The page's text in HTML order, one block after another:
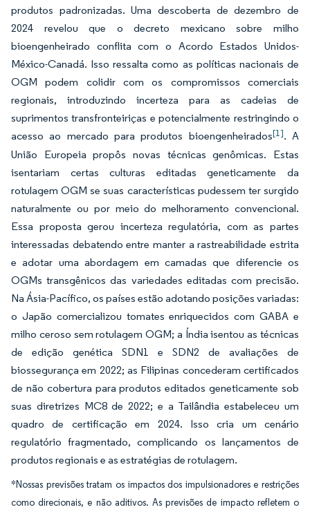
produtos padronizadas. Uma descoberta de dezembro de
2024 revelou que o decreto mexicano sobre milho
bioengenheirado conflita com o Acordo Estados Unidos-
México-Canadá. Isso ressalta como as políticas nacionais de
OGM podem colidir com os compromissos comerciais
regionais, introduzindo incerteza para as cadeias de
suprimentos transfronteiriças e potencialmente restringindo o
acesso ao mercado para produtos bioengenheirados[1]. A
União Europeia propôs novas técnicas genômicas. Estas
isentariam certas culturas editadas geneticamente da
rotulagem OGM se suas características pudessem ter surgido
naturalmente ou por meio do melhoramento convencional.
Essa proposta gerou incerteza regulatória, com as partes
interessadas debatendo entre manter a rastreabilidade estrita
e adotar uma abordagem em camadas que diferencie os
OGMs transgênicos das variedades editadas com precisão.
Na Ásia-Pacífico, os países estão adotando posições variadas:
o Japão comercializou tomates enriquecidos com GABA e
milho ceroso sem rotulagem OGM; a Índia isentou as técnicas
de edição genética SDN1 e SDN2 de avaliações de
biossegurança em 2022; as Filipinas concederam certificados
de não cobertura para produtos editados geneticamente sob
suas diretrizes MC8 de 2022; e a Tailândia estabeleceu um
quadro de certificação em 2024. Isso cria um cenário
regulatório fragmentado, complicando os lançamentos de
produtos regionais e as estratégias de rotulagem.
*Nossas previsões tratam os impactos dos impulsionadores e restrições
como direcionais, e não aditivos. As previsões de impacto refletem o